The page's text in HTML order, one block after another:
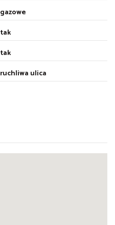
gazowe
tak
tak
ruchliwa ulica